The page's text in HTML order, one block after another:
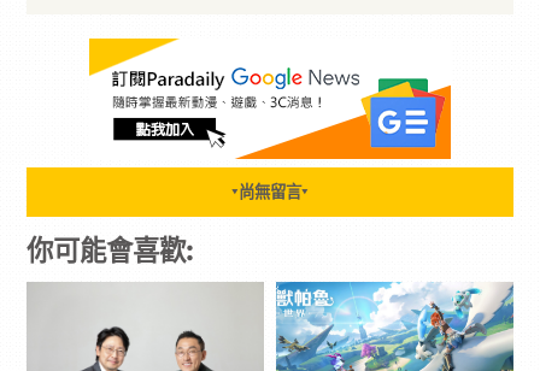
▼ 尚無留言▼
你可能會喜歡: